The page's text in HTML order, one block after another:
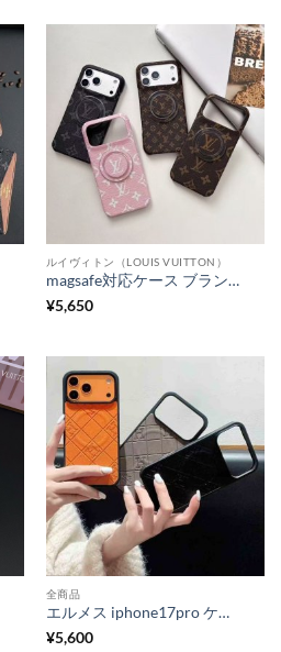
ルイヴィトン（LOUIS VUITTON）
magsafe対応ケース ブランド ルイヴィトン iphone17pro/17promaxケース おしゃれ 大人 ヴィトン iphone16/16pro スマホ ケース マグセーフケース iphone15/14 ケース お揃い ハイブランド
¥5,650
全商品
エルメス iphone17pro ケース magsafe 対応 ケース おしゃれ iphone17/16/16promaxケース ハイブランド ペア アイフォン15/14 ケース レザー ブランド
¥5,600